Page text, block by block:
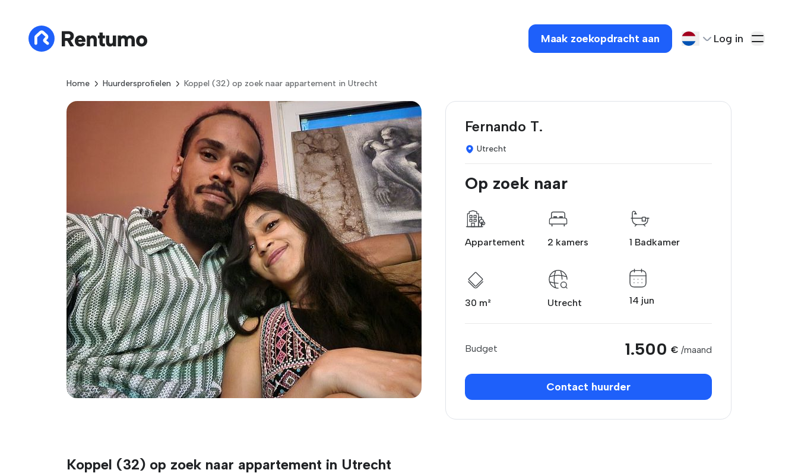
Maak zoekopdracht aan Log in
Home Huurdersprofielen Koppel (32) op zoek naar appartement in Utrecht
Fernando T.
Utrecht
Op zoek naar
Appartement 2 kamers 1 Badkamer
30 m² Utrecht 14 jun
Budget 1.500 € /maand
Contact huurder
Koppel (32) op zoek naar appartement in Utrecht